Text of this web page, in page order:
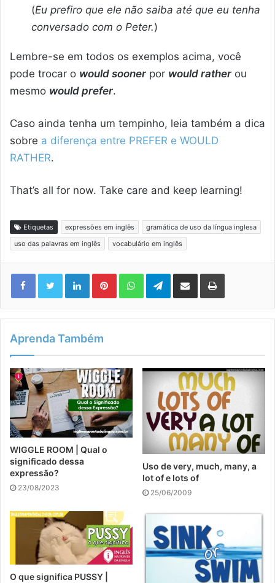
(Eu prefiro que ele não saiba até que eu tenha
conversado com o Peter.)
Lembre-se em todos os exemplos acima, você
pode trocar o would sooner por would rather ou
mesmo would prefer.
Caso ainda tenha um tempinho, leia também a dica
sobre a diferença entre PREFER e WOULD
RATHER.
That’s all for now. Take care and keep learning!
Etiquetas expressões em inglês
gramática de uso da língua inglesa
uso das palavras em inglês
vocabulário em inglês
LinkedinPinterestWhatsAppTelegram
Compartilhar via e-mail Imprimir
Aprenda Também
WIGGLE ROOM | Qual o
significado dessa
expressão?
23/08/2023
Uso de very, much, many, a
lot of e lots of
25/06/2009
O que significa PUSSY |